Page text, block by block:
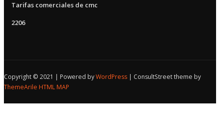
Tarifas comerciales de cmc
2206
Copyright © 2021 | Powered byWordPress | ConsultStreet theme by
ThemeArile HTML MAP